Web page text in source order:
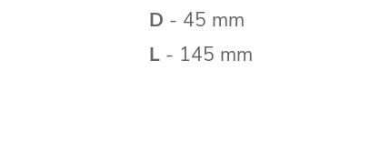
D - 45 mm
L - 145 mm